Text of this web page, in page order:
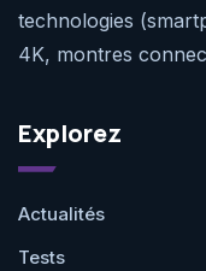
technologies
4K, montres
Explorez
Actualités
Tests